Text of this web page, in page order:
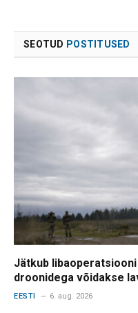
SEOTUD POSTITUSED
Jätkub
droonidega võidakse
EESTI 6. aug. 2026